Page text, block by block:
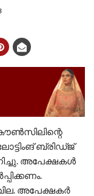
ബ്രിഡ്ജ്
അപേക്ഷകൾ
അപേക്ഷകർ